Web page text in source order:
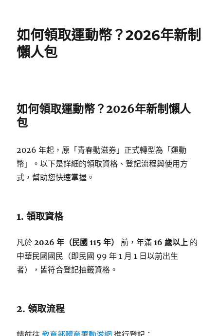
如何領取運動幣？2026年新制
懶人包
如何領取運動幣？2026年新制懶人
包
2026 年起，原「青春動滋券」正式轉型為「運動
幣」。以下是詳細的領取資格、登記流程與使用方
式，幫助您快速掌握。
1. 領取資格
凡於2026 年（民國 115 年） 前，年滿16 歲以上 的
中華民國國民（即民國 99 年 1 月 1 日以前出生
者），皆符合登記抽籤資格。
2. 領取流程